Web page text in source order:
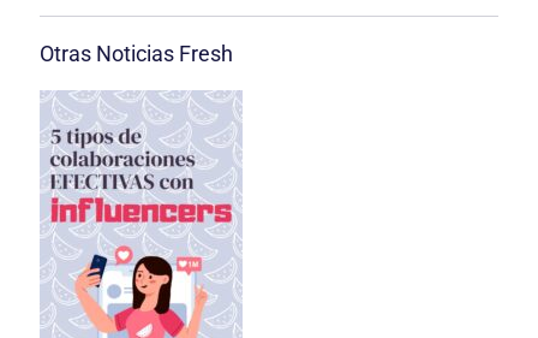
Otras Noticias Fresh